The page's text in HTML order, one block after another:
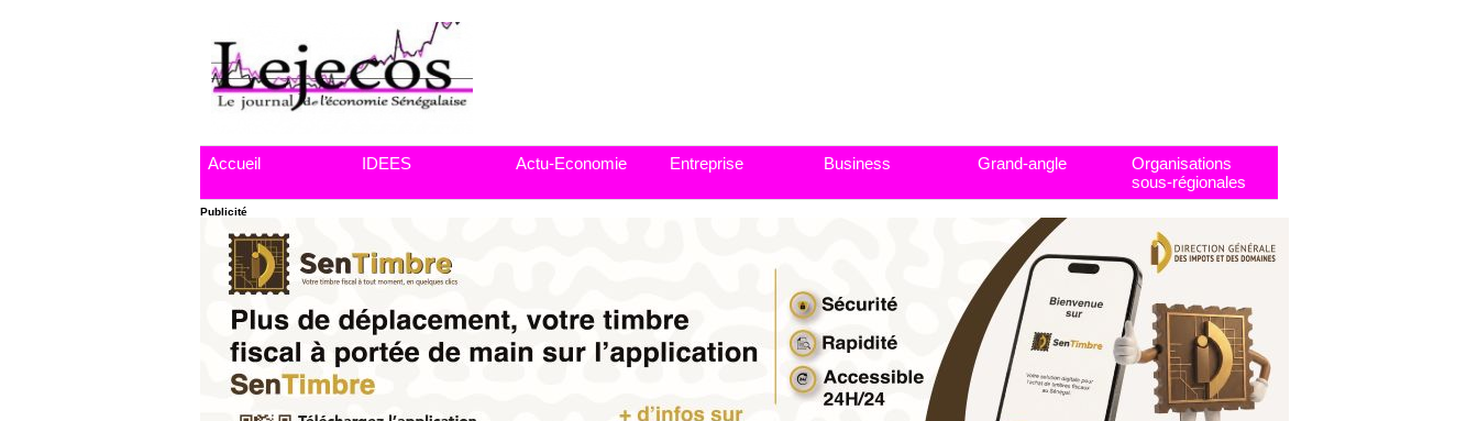
Accueil IDEES Actu-Economie Entreprise Business Grand-angle
Organisations
sous-régionales
Publicité